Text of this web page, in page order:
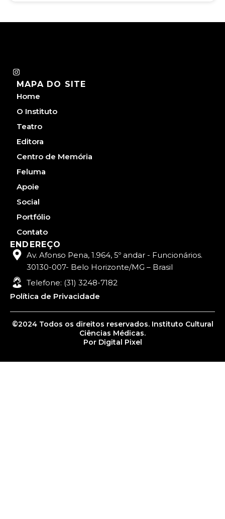
I
n
s
t
a
g
r
a
m
MAPA DO SITE
Home
O Instituto
Teatro
Editora
Centro de Memória
Feluma
Apoie
Social
Portfólio
Contato
ENDEREÇO
Av. Afonso Pena, 1.964, 5º andar - Funcionários.
30130-007- Belo Horizonte/MG – Brasil
Telefone: (31) 3248-7182
Política de Privacidade
©2024 Todos os direitos reservados. Instituto Cultural
Ciências Médicas.
Por Digital Pixel